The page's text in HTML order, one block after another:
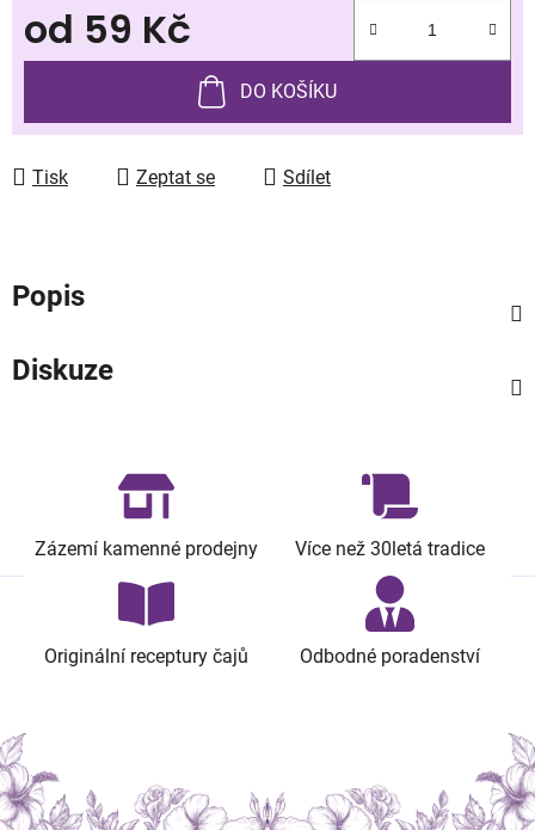
od 59 Kč
Měrná cena:
DO KOŠÍKU
Tisk Zeptat se Sdílet
Popis
Diskuze
Zázemí kamenné prodejny Více než 30letá tradice
Originální receptury čajů Odbodné poradenství